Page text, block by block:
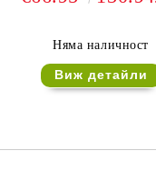
Няма наличност
Виж детайли